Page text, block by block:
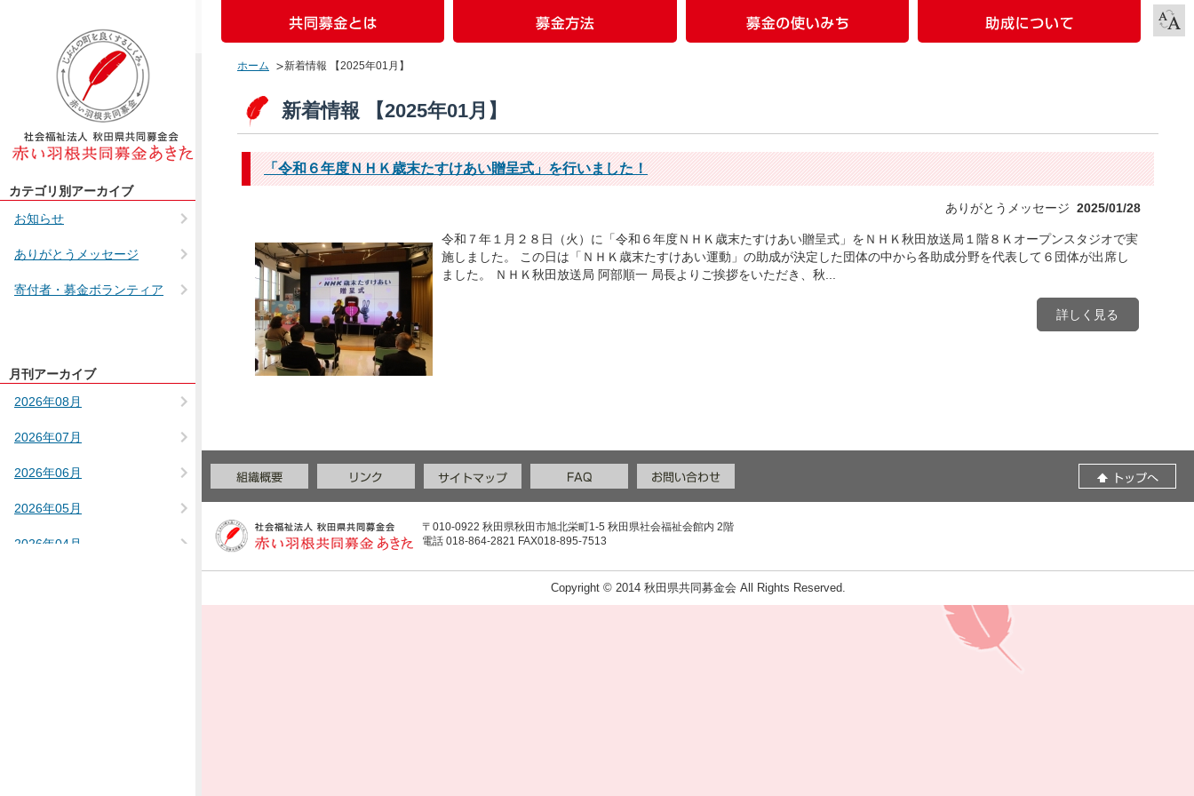
カテゴリ別アーカイブ
お知らせ
ありがとうメッセージ
寄付者・募金ボランティア
月刊アーカイブ
2026年08月
2026年07月
2026年06月
2026年05月
2026年04月
ホーム 新着情報 【2025年01月】
新着情報 【2025年01月】
「令和６年度ＮＨＫ歳末たすけあい贈呈式」を行いました！
ありがとうメッセージ 2025/01/28
令和７年１月２８日（火）に「令和６年度ＮＨＫ歳末たすけあい贈呈式」をＮＨＫ秋田放送局１階８Ｋオープンスタジオで実
施しました。 この日は「ＮＨＫ歳末たすけあい運動」の助成が決定した団体の中から各助成分野を代表して６団体が出席し
ました。 ＮＨＫ秋田放送局 阿部順一 局長よりご挨拶をいただき、秋...
詳しく見る
〒010-0922 秋田県秋田市旭北栄町1-5 秋田県社会福祉会館内 2階
電話 018-864-2821 FAX018-895-7513
Copyright © 2014 秋田県共同募金会 All Rights Reserved.